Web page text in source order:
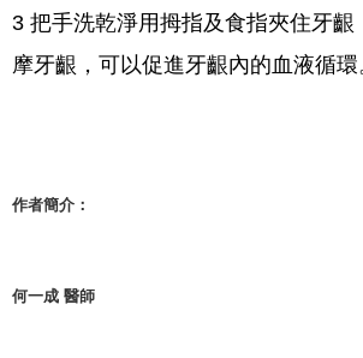
3 把手洗乾淨用拇指及食指夾住牙齦
摩牙齦，可以促進牙齦內的血液循環
作者簡介：
何一成 醫師